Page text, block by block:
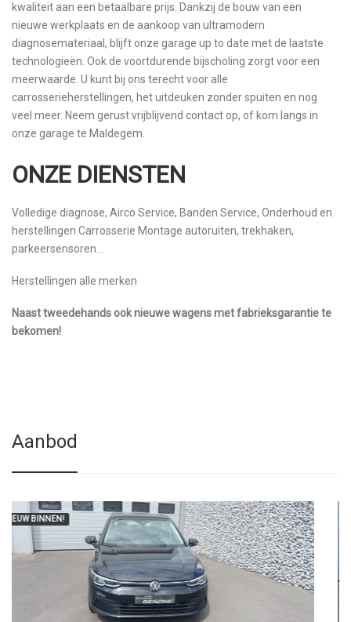
kwaliteit aan een betaalbare prijs. Dankzij de bouw van een
nieuwe werkplaats en de aankoop van ultramodern
diagnosemateriaal, blijft onze garage up to date met de laatste
technologieën. Ook de voortdurende bijscholing zorgt voor een
meerwaarde. U kunt bij ons terecht voor alle
carrosserieherstellingen, het uitdeuken zonder spuiten en nog
veel meer. Neem gerust vrijblijvend contact op, of kom langs in
onze garage te Maldegem.
ONZE DIENSTEN
Volledige diagnose, Airco Service, Banden Service, Onderhoud en
herstellingen Carrosserie Montage autoruiten, trekhaken,
parkeersensoren…
Herstellingen alle merken
Naast tweedehands ook nieuwe wagens met fabrieksgarantie te
bekomen!
Aanbod
NIEUW BINNEN!